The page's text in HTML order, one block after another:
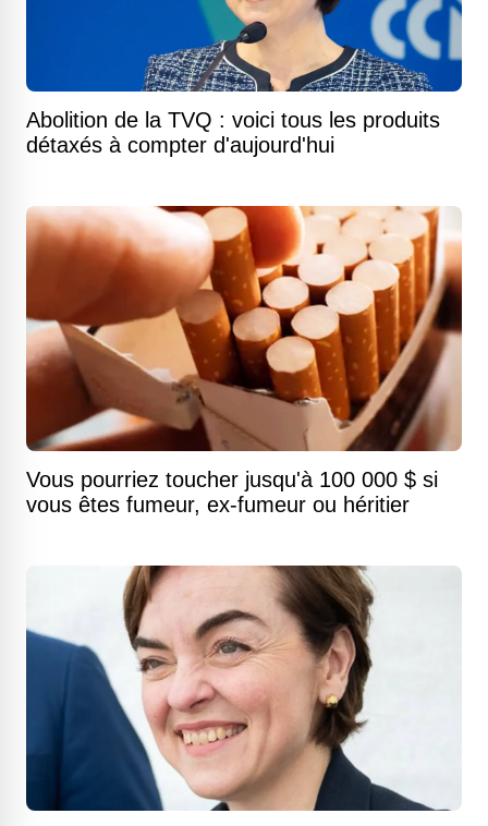
Abolition de la TVQ : voici tous les produits
détaxés à compter d'aujourd'hui
Vous pourriez toucher jusqu'à 100 000 $ si
vous êtes fumeur, ex-fumeur ou héritier